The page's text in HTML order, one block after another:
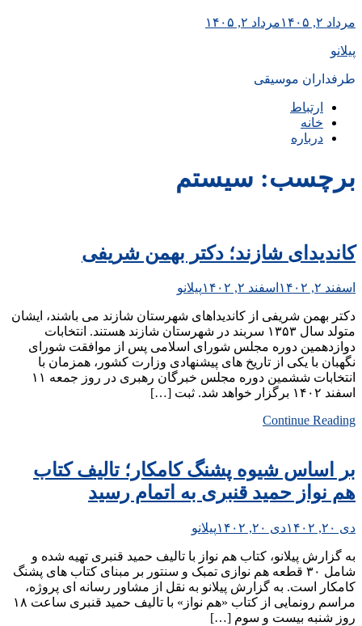
مرداد ۲, ۱۴۰۵ مرداد ۲, ۱۴۰۵
پیلانو
طرفداران موسیقی
ارتباط
خانه
درباره
برچسب: سیستم
کاندیدای شازند؛ دکتر بهمن شریفی
اسفند ۲, ۱۴۰۲ اسفند ۲, ۱۴۰۲ پیلانو
دکتر بهمن شریفی از کاندیداهای شهرستان شازند می باشند، ایشان
متولد سال ۱۳۵۳ سربند در شهرستان شازند هستند. انتخابات
دوازدهمین دوره مجلس شورای اسلامی پس از موافقت شورای
نگهبان با یکی از تاریخ های پیشنهادی وزارت کشور، همزمان با
انتخابات ششمین دوره مجلس خبرگان رهبری در روز جمعه ۱۱
اسفند ۱۴۰۲ برگزار خواهد شد. ثبت […]
Continue Reading
بر اساس شیوه پشنگ کامکار؛ تالیف کتاب
هم نواز حمید قنبری به اتمام رسید
دی ۲۰, ۱۴۰۲ دی ۲۰, ۱۴۰۲ پیلانو
به گزارش پیلانو، کتاب هم نواز با تالیف حمید قنبری تهیه شده و
شامل ۳۰ قطعه هم نوازی تمبک و سنتور بر مبنای کتاب های پشنگ
کامکار است. به گزارش پیلانو به نقل از مشاور رسانه ای پروژه،
مراسم رونمایی از کتاب «هم نواز» با تالیف حمید قنبری ساعت ۱۸
روز شنبه بیست و سوم […]